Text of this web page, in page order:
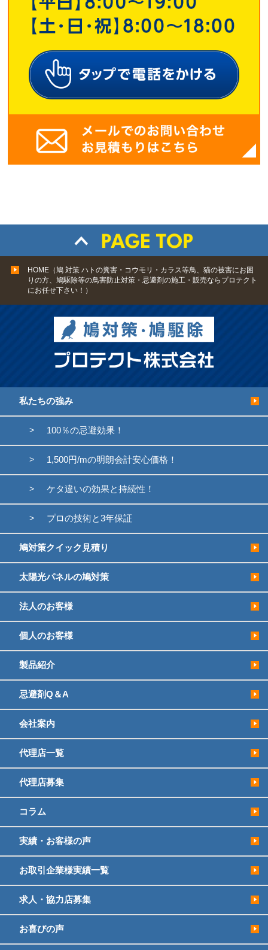
HOME（鳩 対策 ハトの糞害・コウモリ・カラス等鳥、猫の被害にお困
りの方、鳩駆除等の鳥害防止対策・忌避剤の施工・販売ならプロテクト
にお任せ下さい！）
私たちの強み
100％の忌避効果！
1,500円/mの明朗会計安心価格！
ケタ違いの効果と持続性！
プロの技術と3年保証
鳩対策クイック見積り
太陽光パネルの鳩対策
法人のお客様
個人のお客様
製品紹介
忌避剤Q＆A
会社案内
代理店一覧
代理店募集
コラム
実績・お客様の声
お取引企業様実績一覧
求人・協力店募集
お喜びの声